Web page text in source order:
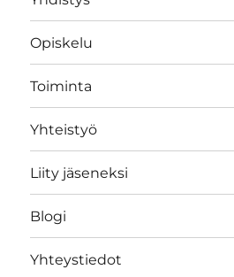
Opiskelu
Toiminta
Yhteistyö
Liity jäseneksi
Blogi
Yhteystiedot